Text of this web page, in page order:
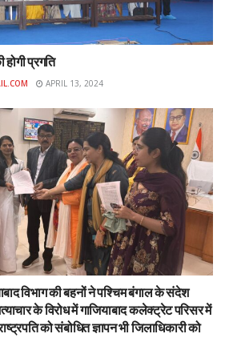
प्रगति
APRIL 13, 2024
विभाग की बहनों ने पश्चिम बंगाल के संदेश
के विरोध में गाजियाबाद कलेक्ट्रेट परिसर में
को संबोधित ज्ञापन भी जिलाधिकारी को